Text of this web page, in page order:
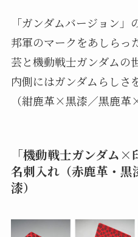
「ガンダムバージョン
邦軍のマークをあしらっ
芸と機動戦士ガンダムの
内側にはガンダムらしさ
（紺鹿革×黒漆／黒鹿革
「機動戦士ガンダム
名刺入れ（赤鹿革・黒
漆）